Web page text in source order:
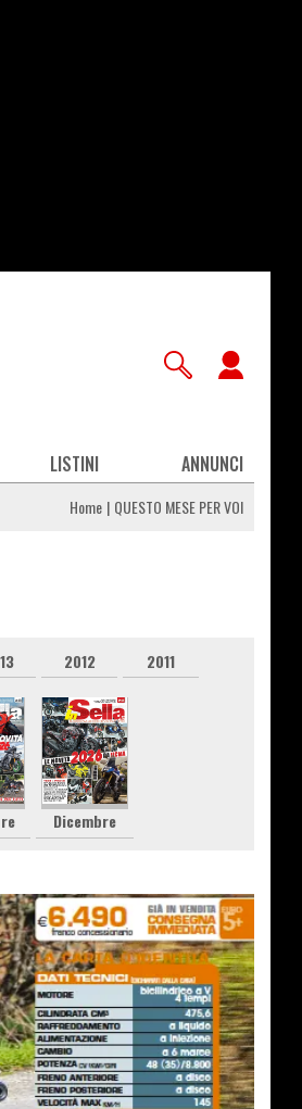
LISTINI ANNUNCI
Home QUESTO MESE PER VOI
2012 2011
Dicembre